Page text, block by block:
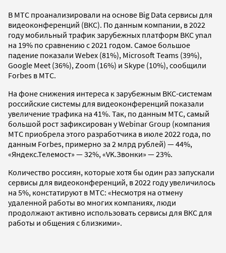
В МТС проанализировали на основе Big Data сервисы для
видеоконференций (ВКС). По данным компании, в 2022
году мобильный трафик зарубежных платформ ВКС упал
на 19% по сравнению с 2021 годом. Самое большое
падение показали Webex (81%), Microsoft Teams (39%),
Google Meet (36%), Zoom (16%) и Skype (10%), сообщили
Forbes в МТС.
На фоне снижения интереса к зарубежным ВКС-системам
российские системы для видеоконференций показали
увеличение трафика на 41%. Так, по данным МТС, самый
большой рост зафиксирован у Webinar Group (компания
МТС приобрела этого разработчика в июле 2022 года, по
данным Forbes, примерно за 2 млрд рублей) — 44%,
«Яндекс.Телемост» — 32%, «VK.Звонки» — 23%.
Количество россиян, которые хотя бы один раз запускали
сервисы для видеоконференций, в 2022 году увеличилось
на 5%, констатируют в МТС: «Несмотря на отмену
удаленной работы во многих компаниях, люди
продолжают активно использовать сервисы для ВКС для
работы и общения с близкими».